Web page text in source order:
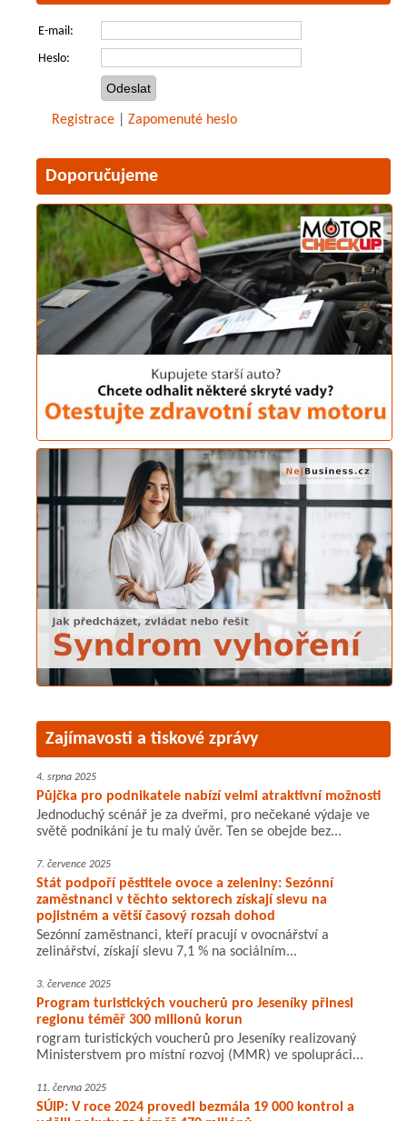
E-mail:
Heslo:
Registrace Zapomenuté heslo
Doporučujeme
Zajímavosti a tiskové zprávy
4. srpna 2025
Půjčka pro podnikatele nabízí velmi atraktivní možnosti
Jednoduchý scénář je za dveřmi, pro nečekané výdaje ve
světě podnikání je tu malý úvěr. Ten se obejde bez...
7. července 2025
Stát podpoří pěstitele ovoce a zeleniny: Sezónní
zaměstnanci v těchto sektorech získají slevu na
pojistném a větší časový rozsah dohod
Sezónní zaměstnanci, kteří pracují v ovocnářství a
zelinářství, získají slevu 7,1 % na sociálním...
3. července 2025
Program turistických voucherů pro Jeseníky přinesl
regionu téměř 300 milionů korun
rogram turistických voucherů pro Jeseníky realizovaný
Ministerstvem pro místní rozvoj (MMR) ve spolupráci...
11. června 2025
SÚIP: V roce 2024 provedl bezmála 19 000 kontrol a